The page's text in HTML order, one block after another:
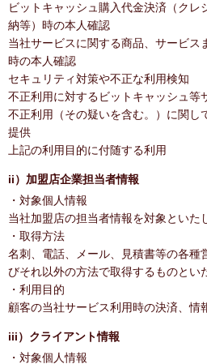
ビットキャッシュ購入代金決済（クレ
納等）時の本人確認
当社サービスに関する商品、サービス
時の本人確認
セキュリティ対策や不正な利用検知
不正利用に対するビットキャッシュ等
不正利用（その疑いを含む。）に関し
提供
上記の利用目的に付随する利用
ii）加盟店企業担当者情報
・対象個人情報
当社加盟店の担当者情報を対象といた
・取得方法
名刺、電話、メール、見積書等の各種
びそれ以外の方法で取得するものとい
・利用目的
顧客の当社サービス利用時の決済、情
iii）クライアント情報
・対象個人情報